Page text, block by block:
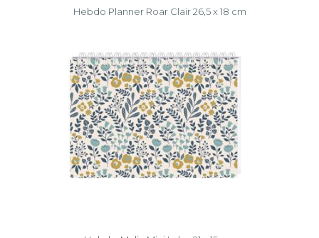
Hebdo Planner Roar Clair 26,5 x 18 cm